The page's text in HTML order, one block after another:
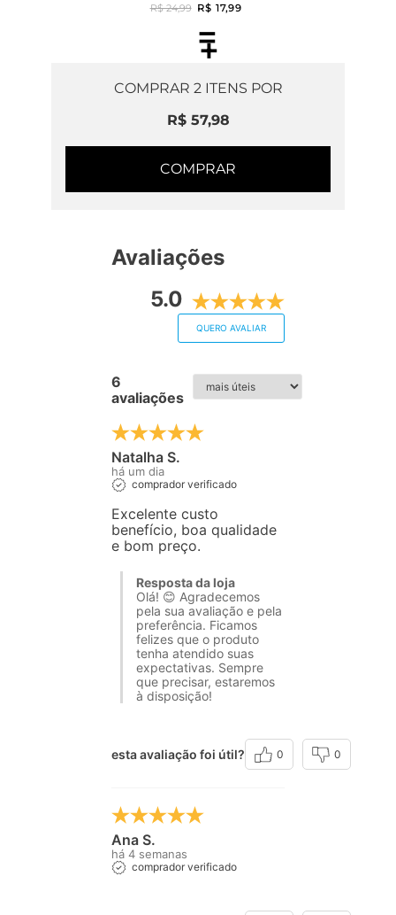
+
R$ 24,99 R$ 17,99
=
COMPRAR 2ITENS POR
R$ 57,98
COMPRAR
Avaliações
5.0
QUERO AVALIAR
6
avaliações
Natalha S.
há um dia
comprador verificado
Excelente custo
benefício, boa qualidade
e bom preço.
Resposta da loja
Olá! 😊 Agradecemos
pela sua avaliação e pela
preferência. Ficamos
felizes que o produto
tenha atendido suas
expectativas. Sempre
que precisar, estaremos
à disposição!
esta avaliação foi útil? 0 0
Ana S.
há 4 semanas
comprador verificado